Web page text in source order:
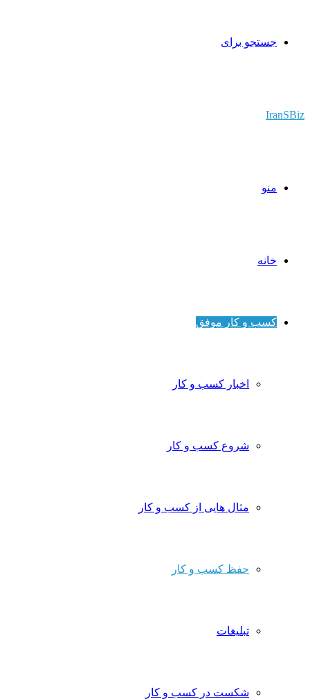
جستجو برای
IranSBiz
منو
خانه
کسب و کار موفق
اخبار کسب و کار
شروع کسب و کار
مثال هایی از کسب و کار
حفظ کسب و کار
تبلیغات
شکست در کسب و کار